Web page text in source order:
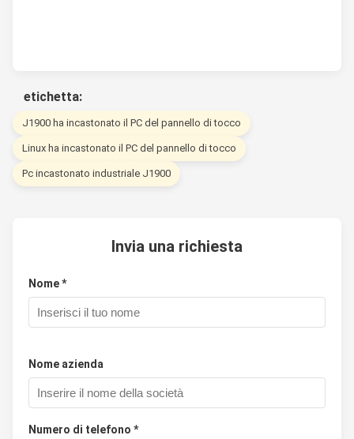
etichetta:
J1900 ha incastonato il PC del pannello di tocco
Linux ha incastonato il PC del pannello di tocco
Pc incastonato industriale J1900
Invia una richiesta
Nome *
Nome azienda
Numero di telefono *